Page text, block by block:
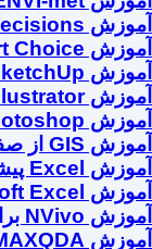
آموزش Super Decisions برای تحلیل ANP
آموزش Expert Choice برای تصمیم‌گیری چندمعیاره
آموزش SketchUp برای مدل‌سازی سه‌بعدی
آموزش Illustrator برای طراحی حرفه‌ای
آموزش Photoshop ویژه دانشجویان و پژوهشگران
آموزش GIS از صفر تا پیشرفته
آموزش Excel پیشرفته برای تحلیل داده
آموزش Microsoft Excel برای پژوهشگران
آموزش NVivo برای تحلیل مصاحبه و داده‌های کیفی
آموزش MAXQDA برای تحلیل داده‌های کیفی